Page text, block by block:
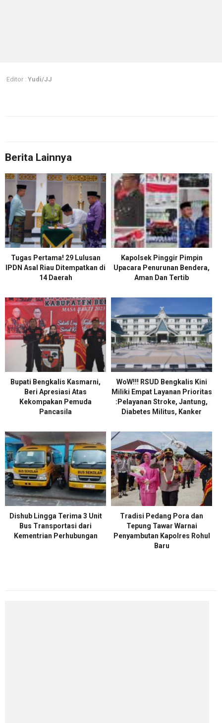
Editor : Yudi/JJ
Berita Lainnya
Tugas Pertama! 29 Lulusan
IPDN Asal Riau Ditempatkan di
14 Daerah
Kapolsek Pinggir Pimpin
Upacara Penurunan Bendera,
Aman Dan Tertib
Bupati Bengkalis Kasmarni,
Beri Apresiasi Atas
Kekompakan Pemuda
Pancasila
WoW!!! RSUD Bengkalis Kini
Miliki Empat Layanan Prioritas
:Pelayanan Stroke, Jantung,
Diabetes Militus, Kanker
Dishub Lingga Terima 3 Unit
Bus Transportasi dari
Kementrian Perhubungan
Tradisi Pedang Pora dan
Tepung Tawar Warnai
Penyambutan Kapolres Rohul
Baru